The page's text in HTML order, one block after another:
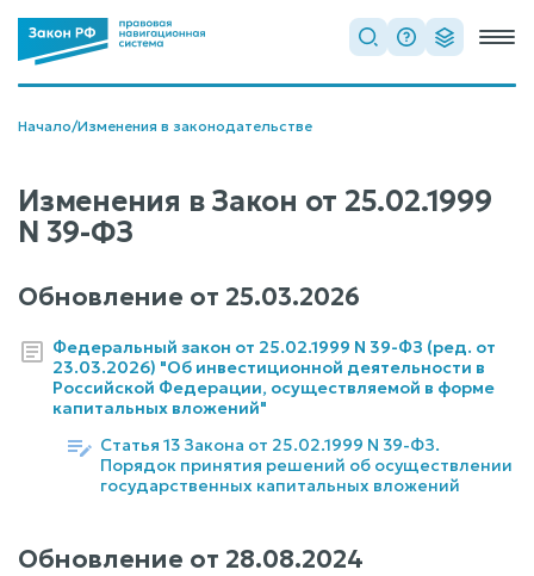
Начало/Изменения в законодательстве
Изменения в Закон от 25.02.1999
N 39-ФЗ
Обновление от 25.03.2026
Федеральный закон от 25.02.1999 N 39-ФЗ (ред. от
23.03.2026) "Об инвестиционной деятельности в
Российской Федерации, осуществляемой в форме
капитальных вложений"
Статья 13 Закона от 25.02.1999 N 39-ФЗ.
Порядок принятия решений об осуществлении
государственных капитальных вложений
Обновление от 28.08.2024